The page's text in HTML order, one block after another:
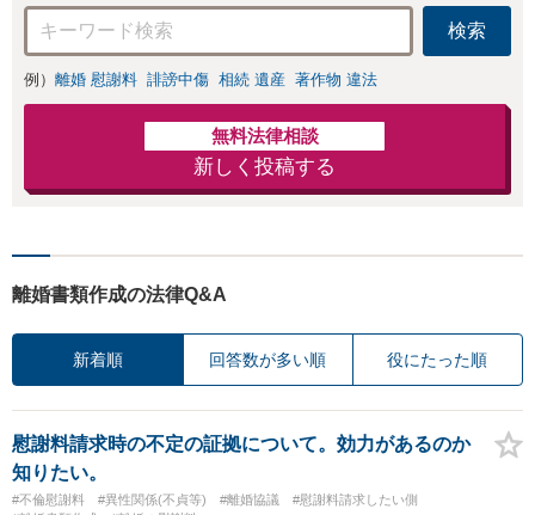
応可：開示請求の
意見照会が来たと
きの対処法、被害
者との示談交渉
検索
例） 離婚 慰謝料 誹謗中傷 相続 遺産 著作物 違法
無料法律相談
新しく投稿する
離婚書類作成の法律Q&A
新着順 回答数が多い順 役にたった順
慰謝料請求時の不定の証拠について。効力があるのか
知りたい。
#不倫慰謝料 #異性関係(不貞等) #離婚協議
#慰謝料請求したい側